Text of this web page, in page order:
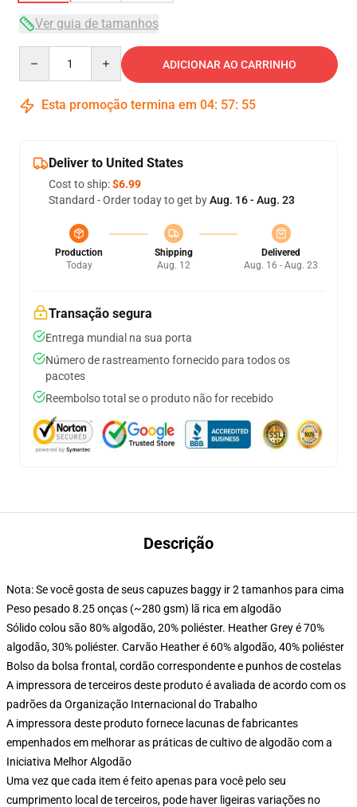
Ver guia de tamanhos
ADICIONAR AO CARRINHO
Esta promoção termina em 04: 57: 54
Deliver to United States
Cost to ship:$6.99
Standard - Order today to get byAug. 16 - Aug. 23
Production
Today
Shipping
Aug. 12
Delivered
Aug. 16 - Aug. 23
Transação segura
Entrega mundial na sua porta
Número de rastreamento fornecido para todos os
pacotes
Reembolso total se o produto não for recebido
Descrição
Nota: Se você gosta de seus capuzes baggy ir 2 tamanhos para cima
Peso pesado 8.25 onças (~280 gsm) lã rica em algodão
Sólido colou são 80% algodão, 20% poliéster. Heather Grey é 70%
algodão, 30% poliéster. Carvão Heather é 60% algodão, 40% poliéster
Bolso da bolsa frontal, cordão correspondente e punhos de costelas
A impressora de terceiros deste produto é avaliada de acordo com os
padrões da Organização Internacional do Trabalho
A impressora deste produto fornece lacunas de fabricantes
empenhados em melhorar as práticas de cultivo de algodão com a
Iniciativa Melhor Algodão
Uma vez que cada item é feito apenas para você pelo seu
cumprimento local de terceiros, pode haver ligeiras variações no